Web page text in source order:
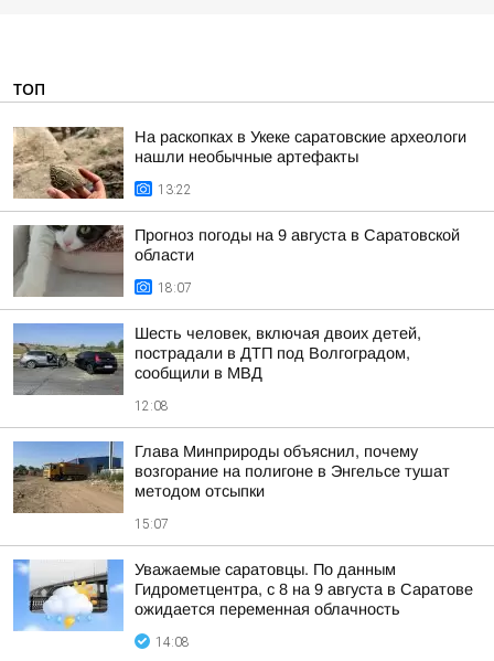
ТОП
На раскопках в Укеке саратовские археологи
нашли необычные артефакты
13:22
Прогноз погоды на 9 августа в Саратовской
области
18:07
Шесть человек, включая двоих детей,
пострадали в ДТП под Волгоградом,
сообщили в МВД
12:08
Глава Минприроды объяснил, почему
возгорание на полигоне в Энгельсе тушат
методом отсыпки
15:07
Уважаемые саратовцы. По данным
Гидрометцентра, с 8 на 9 августа в Саратове
ожидается переменная облачность
14:08